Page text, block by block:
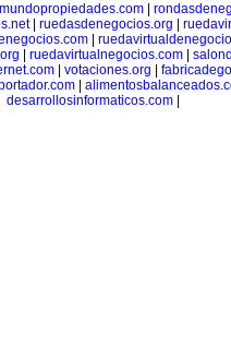
mundopropiedades.com
| ruedasdenegocios.org
|
ruedavirtualnegocios.com|
votaciones.org
|
desarrollosinformaticos.com|